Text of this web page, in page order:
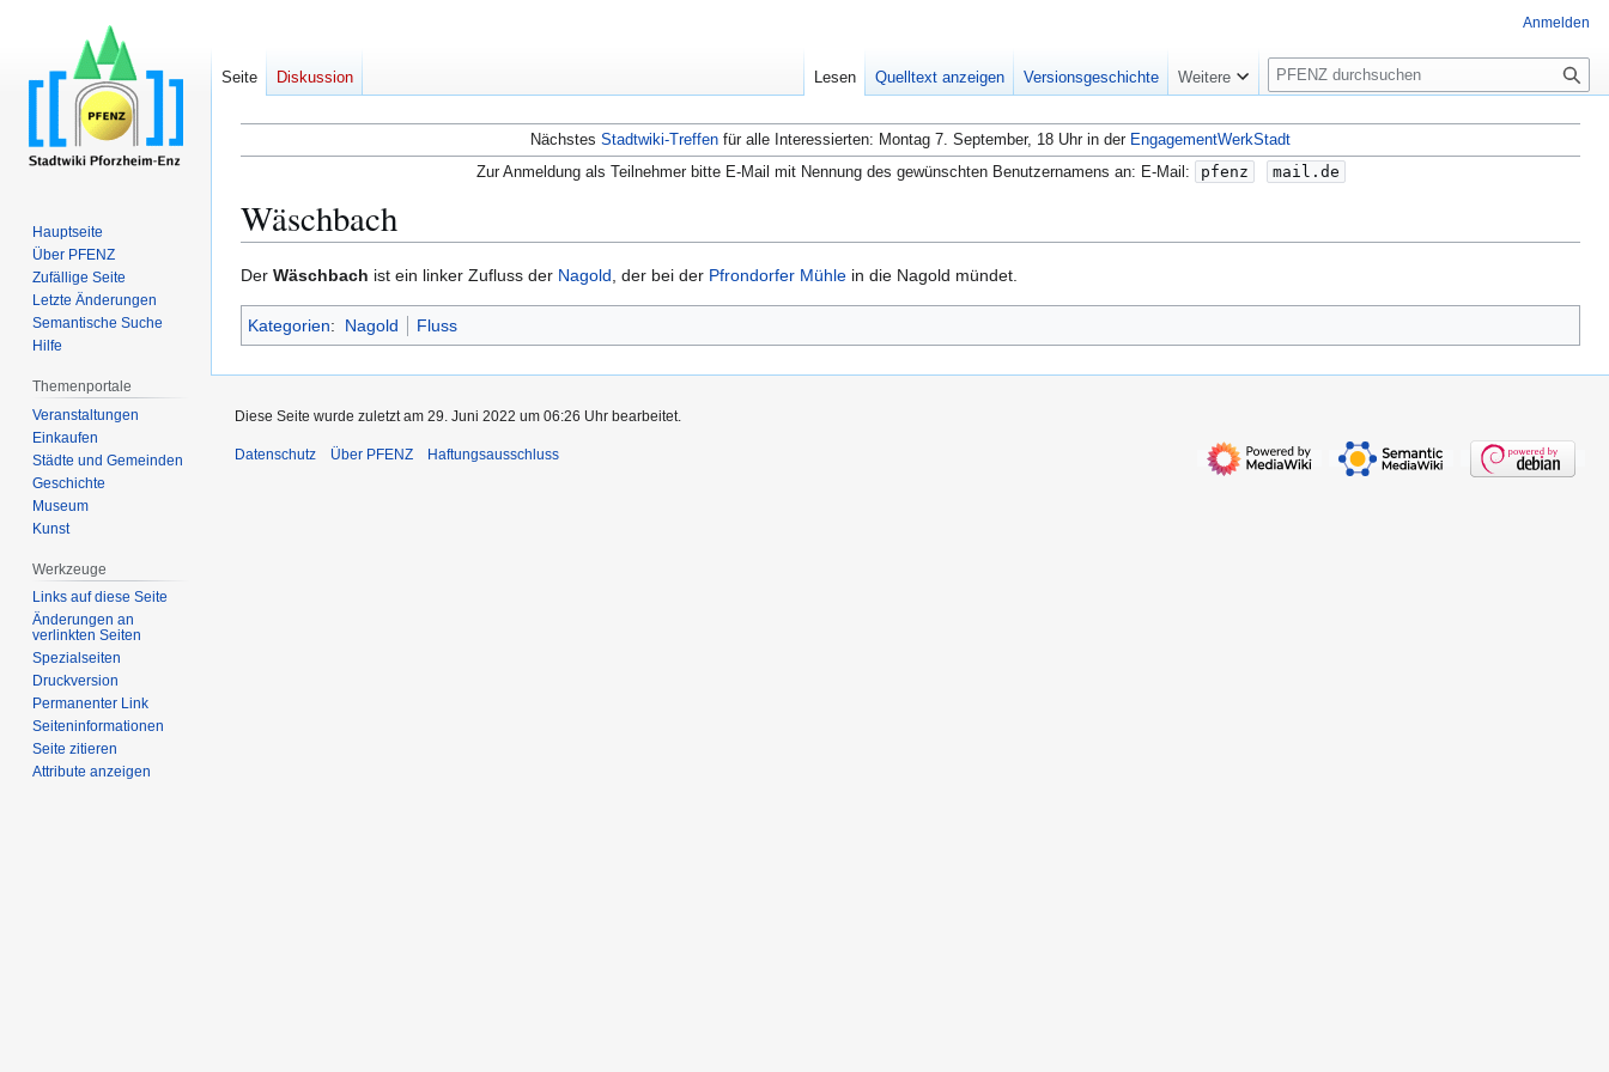
Nächstes Stadtwiki-Treffen für alle Interessierten: Montag 7. September, 18 Uhr in der EngagementWerkStadt
Zur Anmeldung als Teilnehmer bitte E-Mail mit Nennung des gewünschten Benutzernamens an: E-Mail:
pfenz mail.de
Wäschbach
Zur
springen
Zur
springen
Der Wäschbach ist ein linker Zufluss der Nagold , der bei der Pfrondorfer Mühle in die Nagold mündet.
Kategorien: Nagold Fluss
Anmelden
Seite Diskussion Lesen Quelltext anzeigen Versionsgeschichte Weitere
S
u
c
h
e
Hauptseite
Über PFENZ
Zufällige Seite
Letzte Änderungen
Semantische Suche
Hilfe
Themenportale
Veranstaltungen
Einkaufen
Städte und Gemeinden
Geschichte
Museum
Kunst
Werkzeuge
Links auf diese Seite
Änderungen an
verlinkten Seiten
Spezialseiten
Druckversion
Permanenter Link
Seiten­­informationen
Seite zitieren
Attribute anzeigen
Diese Seite wurde zuletzt am 29. Juni 2022 um 06:26 Uhr bearbeitet.
Datenschutz Über PFENZ Haftungsausschluss